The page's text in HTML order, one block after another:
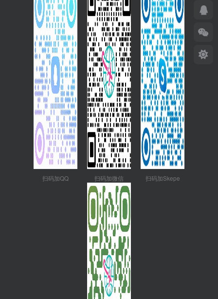
扫码加QQ 扫码加微信 扫码加Skepe